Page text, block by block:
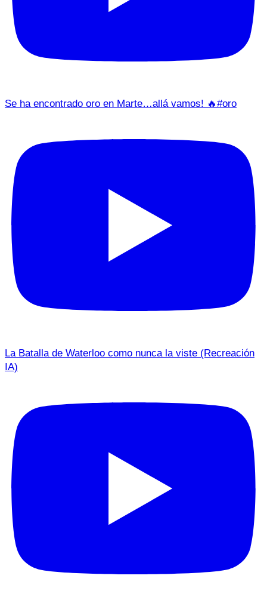
Se ha encontrado oro en Marte…allá vamos! 🔥#oro
La Batalla de Waterloo como nunca la viste (Recreación
IA)